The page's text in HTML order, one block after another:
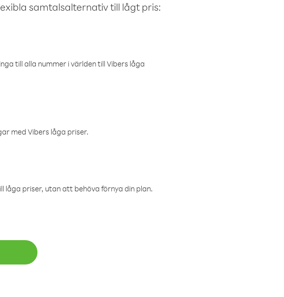
samtalsalternativ till lågt pris:
till alla nummer i världen till Vibers låga
med Vibers låga priser.
priser, utan att behöva förnya din plan.